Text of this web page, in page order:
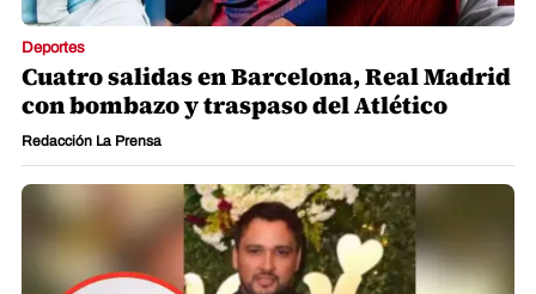
Deportes
Cuatro salidas en Barcelona, Real Madrid
con bombazo y traspaso del Atlético
Redacción La Prensa